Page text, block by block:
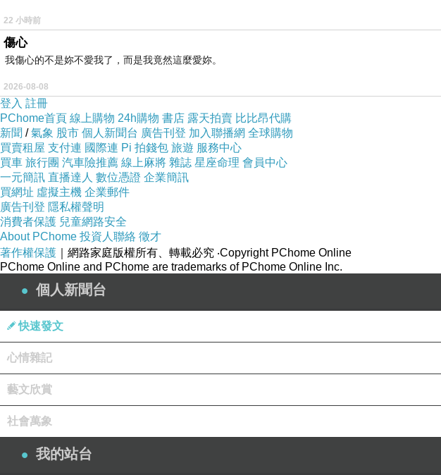
這麼說來，在忍者學校接收到的第一個善意也是來自於櫻。
前天晚上，又做了血腥濃稠的惡夢，我不敢再睡，只好去院子訓練，想著天一亮就去學
我要變得很強，要殺了宇智波鼬。
我偶爾脆弱，偶爾流淚，「哥哥」狠戾和溫柔的眼神瘋狂切換，我分不清現實和夢境
精神和肉體都變得薄弱，等到清晨進教室時，看到陽光流入課桌椅，我居然在反胃，
我趴在桌上，將臉埋進臂彎裡，死咬著唇防止哭出聲，但渾身顫意出賣了我。
櫻就是在這時候進的教室。
我知道櫻是非常認真的學生，畢竟是理論課翹楚，聽聞她的父母並不是忍者，若要成
而認真綜合腦力天份的成果，就是理論強者。
此時我已經哭得不能自已，絲毫沒有察覺有人正靠近我的位子。
「佐助… 君… 」女孩清甜的聲音就那麼冒昧的直撞我的耳膜，我也慌張地停止哭泣。
前不久，我已經知道春野櫻喜歡我這件事，從一群嘰嘰喳喳的女生談話間聽到的。沒
不過，這是讓我心思轉換的一個地方吧，讓我另眼相待的一個時機。
春野櫻沒有問我怎麼了、為什麼哭，她用她的方式輕輕舔舐我的傷口，細膩的掌心撫
我真的非常感謝她，有那麼縝密心思的她，永遠那麼善良溫柔的她。
一陣風從窗外徐徐吹來，帶起她的髮絲。
她似乎正在留長頭髮，偌長的髮絲有幾縷湊到我的額頭上，帶來陣陣香氣。
22 小時前
傷心
我傷心的不是妳不愛我了，而是我竟然這麼愛妳。
2026-08-08
登入 註冊
PChome首頁 線上購物 24h購物 書店 露天拍賣 比比昂代購
新聞 /氣象 股市 個人新聞台 廣告刊登 加入聯播網 全球購物
買賣租屋 支付連 國際連 Pi 拍錢包 旅遊 服務中心
買車 旅行團 汽車險推薦 線上麻將 雜誌 星座命理 會員中心
一元簡訊 直播達人 數位憑證 企業簡訊
買網址 虛擬主機 企業郵件
廣告刊登 隱私權聲明
消費者保護 兒童網路安全
About PChome 投資人聯絡 徵才
著作權保護 ｜網路家庭版權所有、轉載必究 ‧Copyright PChome Online
PChome Online and PChome are trademarks of PChome Online Inc.
個人新聞台
快速發文
心情雜記
藝文欣賞
社會萬象
我的站台